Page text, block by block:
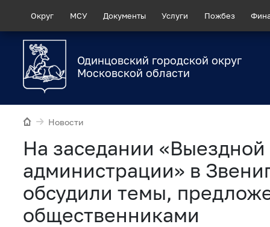
Округ МСУ Документы Услуги Пожбез
Одинцовский городской округ
Московской области
Новости
На заседании «Выездной
администрации» в
обсудили темы,
общественниками